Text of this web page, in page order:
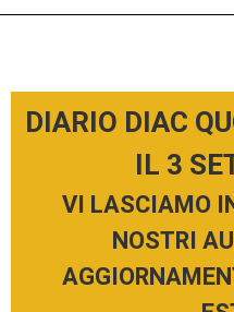
DIARIO DIAC
IL 3
VI LASCIAMO
NOSTRI